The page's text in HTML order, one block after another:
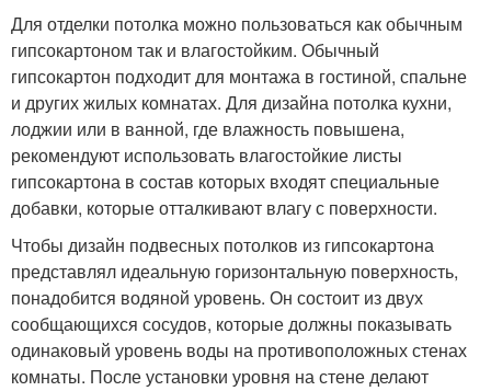
Для отделки потолка можно пользоваться как обычным
гипсокартоном так и влагостойким. Обычный
гипсокартон подходит для монтажа в гостиной, спальне
и других жилых комнатах. Для дизайна потолка кухни,
лоджии или в ванной, где влажность повышена,
рекомендуют использовать влагостойкие листы
гипсокартона в состав которых входят специальные
добавки, которые отталкивают влагу с поверхности.
Чтобы дизайн подвесных потолков из гипсокартона
представлял идеальную горизонтальную поверхность,
понадобится водяной уровень. Он состоит из двух
сообщающихся сосудов, которые должны показывать
одинаковый уровень воды на противоположных стенах
комнаты. После установки уровня на стене делают